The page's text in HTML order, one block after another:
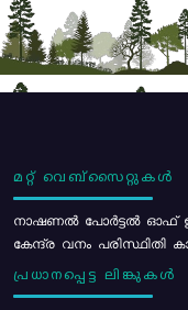
മറ്റ് വെബ്സൈറ്റുകൾ
നാഷണൽ പോർട്ടൽ ഓഫ്
കേന്ദ്ര വനം പരിസ്ഥിതി
പ്രധാനപ്പെട്ട ലിങ്കുകൾ